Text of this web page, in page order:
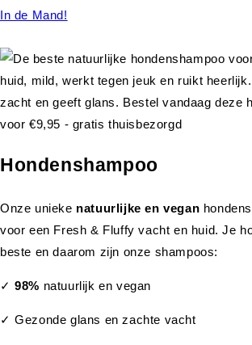
In de Mand!
Hondenshampoo
Onze unieke natuurlijke en vegan
voor een Fresh & Fluffy vacht en huid. Je
beste en daarom zijn onze shampoos:
✓98% natuurlijk en vegan
✓ Gezonde glans en zachte vacht